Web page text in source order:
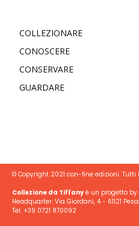
COLLEZIONARE
CONOSCERE
CONSERVARE
GUARDARE
© Copyright 2021 con-fine edizioni.
Collezione da Tiffanyè un progetto by
Headquarter: Via Giordani, 4 - 61121
Tel. +39 0721 870092